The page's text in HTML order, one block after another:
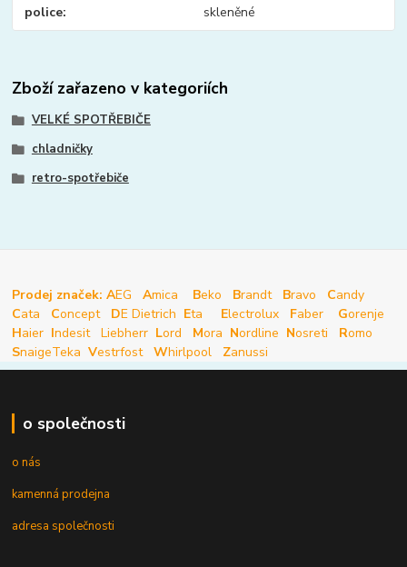
police skleněné
Zboží zařazeno v kategoriích
VELKÉ SPOTŘEBIČE
chladničky
retro-spotřebiče
Prodej značek: AEG Amica Beko Brandt Bravo Candy
Cata Concept DE Dietrich Eta Electrolux Faber Gorenje
Haier Indesit Liebherr Lord Mora Nordline Nosreti Romo
SnaigeTeka Vestrfost Whirlpool Zanussi
o společnosti
o nás
kamenná prodejna
adresa společnosti